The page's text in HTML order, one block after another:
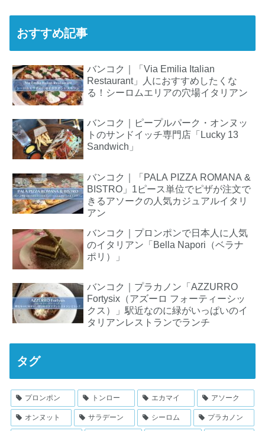
おすすめ記事
バンコク｜「Via Emilia Italian
Restaurant」人におすすめしたくな
る！シーロムエリアの穴場イタリアン
バンコク｜ピープルパーク・オンヌッ
トのサンドイッチ専門店「Lucky 13
Sandwich」
バンコク｜「PALA PIZZA ROMANA &
BISTRO」1ピース単位でピザが注文で
きるアソークの人気カジュアルイタリ
アン
バンコク｜プロンポンで日本人に人気
のイタリアン「Bella Napori（ベラナ
ポリ）」
バンコク｜プラカノン「AZZURRO
Fortysix（アズーロ フォーティーシッ
クス）」駅近なのに緑がいっぱいのイ
タリアンレストランでランチ
タグ
プロンポン トンロー エカマイ アソーク
オンヌット サラデーン シーロム プラカノン